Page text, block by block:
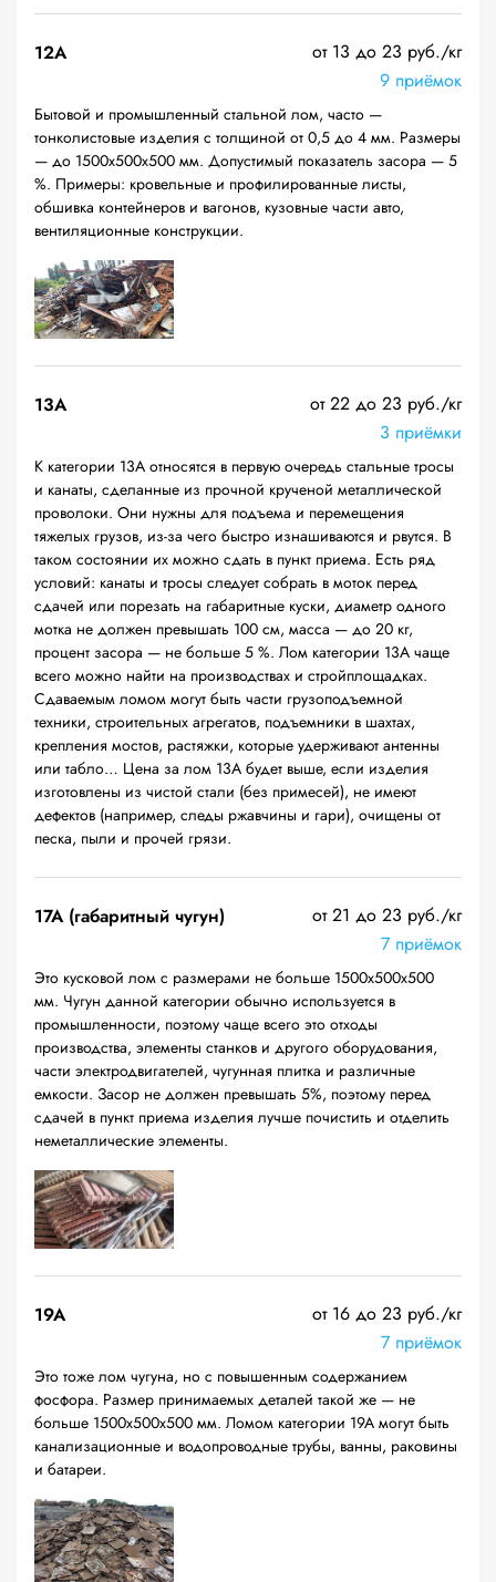
12A
от 13 до 23 руб./кг
9 приёмок
Бытовой и промышленный стальной лом, часто —
тонколистовые изделия с толщиной от 0,5 до 4 мм. Размеры
— до 1500х500х500 мм. Допустимый показатель засора — 5
%. Примеры: кровельные и профилированные листы,
обшивка контейнеров и вагонов, кузовные части авто,
вентиляционные конструкции.
13А
от 22 до 23 руб./кг
3 приёмки
К категории 13А относятся в первую очередь стальные тросы
и канаты, сделанные из прочной крученой металлической
проволоки. Они нужны для подъема и перемещения
тяжелых грузов, из-за чего быстро изнашиваются и рвутся. В
таком состоянии их можно сдать в пункт приема. Есть ряд
условий: канаты и тросы следует собрать в моток перед
сдачей или порезать на габаритные куски, диаметр одного
мотка не должен превышать 100 см, масса — до 20 кг,
процент засора — не больше 5 %. Лом категории 13А чаще
всего можно найти на производствах и стройплощадках.
Сдаваемым ломом могут быть части грузоподъемной
техники, строительных агрегатов, подъемники в шахтах,
крепления мостов, растяжки, которые удерживают антенны
или табло… Цена за лом 13А будет выше, если изделия
изготовлены из чистой стали (без примесей), не имеют
дефектов (например, следы ржавчины и гари), очищены от
песка, пыли и прочей грязи.
17А (габаритный чугун)
от 21 до 23 руб./кг
7 приёмок
Это кусковой лом с размерами не больше 1500х500х500
мм. Чугун данной категории обычно используется в
промышленности, поэтому чаще всего это отходы
производства, элементы станков и другого оборудования,
части электродвигателей, чугунная плитка и различные
емкости. Засор не должен превышать 5%, поэтому перед
сдачей в пункт приема изделия лучше почистить и отделить
неметаллические элементы.
19A
от 16 до 23 руб./кг
7 приёмок
Это тоже лом чугуна, но с повышенным содержанием
фосфора. Размер принимаемых деталей такой же — не
больше 1500х500х500 мм. Ломом категории 19А могут быть
канализационные и водопроводные трубы, ванны, раковины
и батареи.